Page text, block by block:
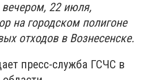
вечером, 22 июля,
на городском полигоне
отходов в Вознесенске.
пресс-служба ГСЧС в